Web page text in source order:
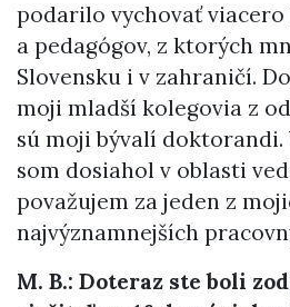
podarilo vychovať
a pedagógov, z ktorých
Slovensku i v zahraničí.
moji mladší kolegovia z
sú moji bývalí doktorandi.
som dosiahol v oblasti
považujem za jeden z
najvýznamnejších
M. B.: Doteraz ste boli